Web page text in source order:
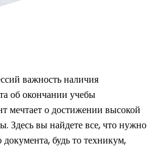
важность наличия
об окончании учебы
мечтает о достижении высокой
Здесь вы найдете все, что нужно
будь то техникум,